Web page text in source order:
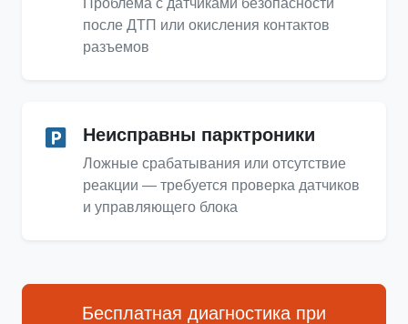
Проблема с датчиками безопасности
после ДТП или окисления контактов
разъемов
Неисправны парктроники
Ложные срабатывания или отсутствие
реакции — требуется проверка датчиков
и управляющего блока
Бесплатная диагностика при